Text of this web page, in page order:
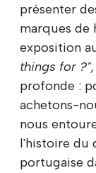
présenter
marques de
exposition
things for ?",
profonde :
achetons-
nous
l'histoire du
portugaise